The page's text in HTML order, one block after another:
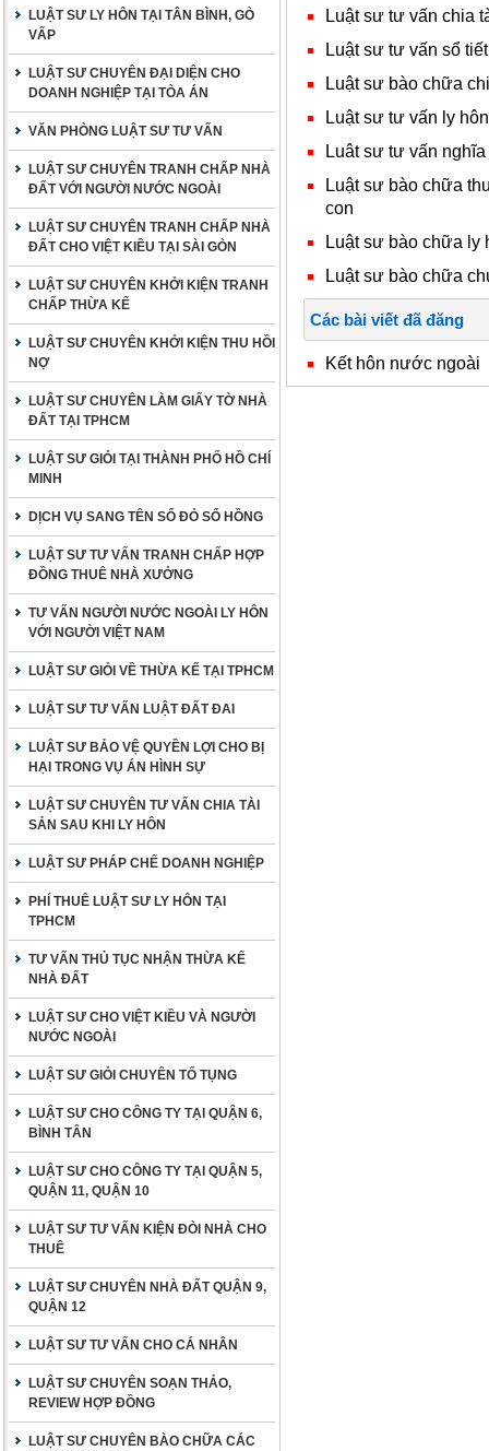
LUẬT SƯ LY HÔN TẠI TÂN BÌNH, GÒ
VẤP
LUẬT SƯ CHUYÊN ĐẠI DIỆN CHO
DOANH NGHIỆP TẠI TÒA ÁN
VĂN PHÒNG LUẬT SƯ TƯ VẤN
LUẬT SƯ CHUYÊN TRANH CHẤP NHÀ
ĐẤT VỚI NGƯỜI NƯỚC NGOÀI
LUẬT SƯ CHUYÊN TRANH CHẤP NHÀ
ĐẤT CHO VIỆT KIỀU TẠI SÀI GÒN
LUẬT SƯ CHUYÊN KHỞI KIỆN TRANH
CHẤP THỪA KẾ
LUẬT SƯ CHUYÊN KHỞI KIỆN THU HỒI
NỢ
LUẬT SƯ CHUYÊN LÀM GIẤY TỜ NHÀ
ĐẤT TẠI TPHCM
LUẬT SƯ GIỎI TẠI THÀNH PHỐ HỒ CHÍ
MINH
DỊCH VỤ SANG TÊN SỔ ĐỎ SỔ HỒNG
LUẬT SƯ TƯ VẤN TRANH CHẤP HỢP
ĐỒNG THUÊ NHÀ XƯỞNG
TƯ VẤN NGƯỜI NƯỚC NGOÀI LY HÔN
VỚI NGƯỜI VIỆT NAM
LUẬT SƯ GIỎI VỀ THỪA KẾ TẠI TPHCM
LUẬT SƯ TƯ VẤN LUẬT ĐẤT ĐAI
LUẬT SƯ BẢO VỆ QUYỀN LỢI CHO BỊ
HẠI TRONG VỤ ÁN HÌNH SỰ
LUẬT SƯ CHUYÊN TƯ VẤN CHIA TÀI
SẢN SAU KHI LY HÔN
LUẬT SƯ PHÁP CHẾ DOANH NGHIỆP
PHÍ THUÊ LUẬT SƯ LY HÔN TẠI
TPHCM
TƯ VẤN THỦ TỤC NHẬN THỪA KẾ
NHÀ ĐẤT
LUẬT SƯ CHO VIỆT KIỀU VÀ NGƯỜI
NƯỚC NGOÀI
LUẬT SƯ GIỎI CHUYÊN TỐ TỤNG
LUẬT SƯ CHO CÔNG TY TẠI QUẬN 6,
BÌNH TÂN
LUẬT SƯ CHO CÔNG TY TẠI QUẬN 5,
QUẬN 11, QUẬN 10
LUẬT SƯ TƯ VẤN KIỆN ĐÒI NHÀ CHO
THUÊ
LUẬT SƯ CHUYÊN NHÀ ĐẤT QUẬN 9,
QUẬN 12
LUẬT SƯ TƯ VẤN CHO CÁ NHÂN
LUẬT SƯ CHUYÊN SOẠN THẢO,
REVIEW HỢP ĐỒNG
LUẬT SƯ CHUYÊN BÀO CHỮA CÁC
Luật sư tư vấn chia
Luật sư tư vấn sổ
Luật sư bào chữa
Luật sư tư vấn ly
Luât sư tư vấn
Luật sư bào chữa
con
Luật sư bào chữa ly
Luật sư bào chữa
Các bài viết đã đăng
Kết hôn nước ngoài